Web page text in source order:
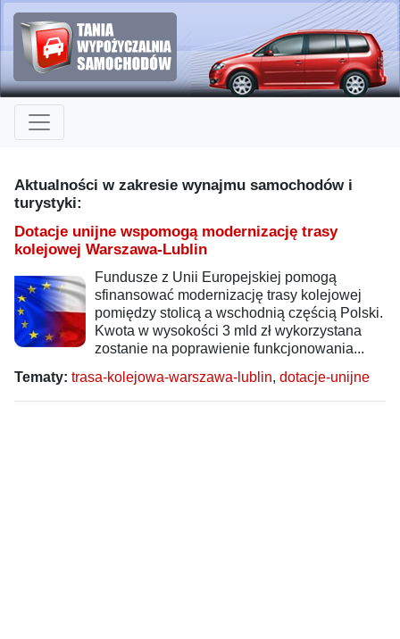
Aktualności w zakresie wynajmu samochodów i
turystyki:
Dotacje unijne wspomogą modernizację trasy
kolejowej Warszawa-Lublin
Fundusze z Unii Europejskiej pomogą
sfinansować modernizację trasy kolejowej
pomiędzy stolicą a wschodnią częścią Polski.
Kwota w wysokości 3 mld zł wykorzystana
zostanie na poprawienie funkcjonowania...
Tematy: trasa-kolejowa-warszawa-lublin, dotacje-unijne